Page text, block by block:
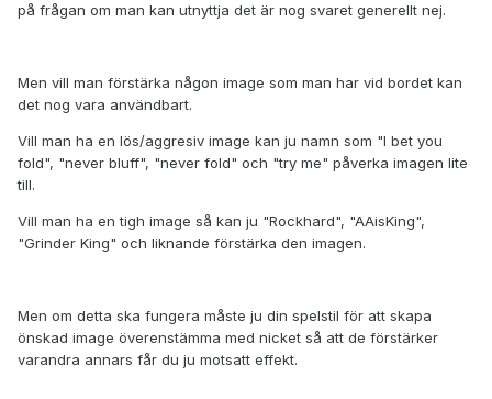
på frågan om man kan utnyttja det är nog svaret generellt nej.
Men vill man förstärka någon image som man har vid bordet kan
det nog vara användbart.
Vill man ha en lös/aggresiv image kan ju namn som "I bet you
fold", "never bluff", "never fold" och "try me" påverka imagen lite
till.
Vill man ha en tigh image så kan ju "Rockhard", "AAisKing",
"Grinder King" och liknande förstärka den imagen.
Men om detta ska fungera måste ju din spelstil för att skapa
önskad image överenstämma med nicket så att de förstärker
varandra annars får du ju motsatt effekt.